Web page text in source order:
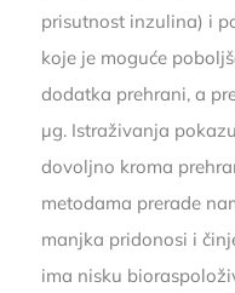
prisutnost inzulina) i
koje je moguće
dodatka prehrani, a
µg. Istraživanja
dovoljno kroma
metodama prerade
manjka pridonosi i
ima nisku